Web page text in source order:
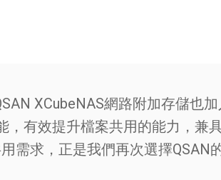
XCubeNAS網路附加存儲也
，有效提升檔案共用的能力，兼
需求，正是我們再次選擇QSAN的